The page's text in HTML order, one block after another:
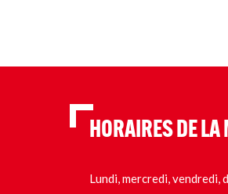
HORAIRES DE
Lundi, mercredi, vendredi,